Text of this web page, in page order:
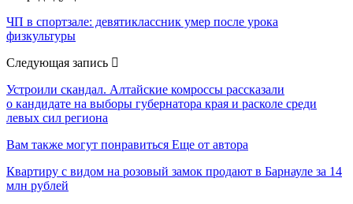
ЧП в спортзале: девятиклассник умер после урока
физкультуры
Следующая запись
Устроили скандал. Алтайские комроссы рассказали
о кандидате на выборы губернатора края и расколе среди
левых сил региона
Вам также могут понравиться Еще от автора
Квартиру с видом на розовый замок продают в Барнауле за 14
млн рублей